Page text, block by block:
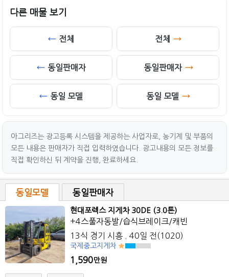
다른 매물 보기
전체
동일판매자
동일 모델
전체
동일판매자
동일 모델
아그리즈는 광고등록 시스템을 제공하는 사업자로, 농기계 및 부품의
모든 내용은 판매자가 직접 입력하였습니다. 광고내용의 모든 정보를
직접 확인하신 뒤 계약을 진행, 완료하세요.
동일모델 동일판매자
현대포렉스 지게차 30DE (3.0톤)
+4스풀자동발/습식브레이크/캐빈
13식 경기 시흥 . 40일 전(1020)
국제중고지게차
1,590만원